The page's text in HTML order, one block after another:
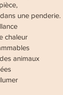
une penderie.
chaleur
animaux